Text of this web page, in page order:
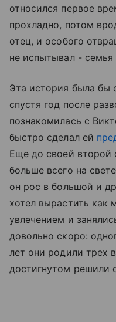
относился первое
прохладно, потом
отец, и особого
не испытывал - семья
Эта история была бы
спустя год после
познакомилась с
быстро сделал ей
Еще до своей второй
больше всего на
он рос в большой и
хотел вырастить
увлечением и
довольно скоро:
лет они родили трех
достигнутом решили